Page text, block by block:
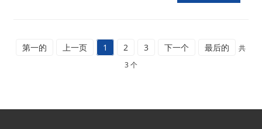
第一的 上一页 1 2 3 下一个 最后的
共
3 个